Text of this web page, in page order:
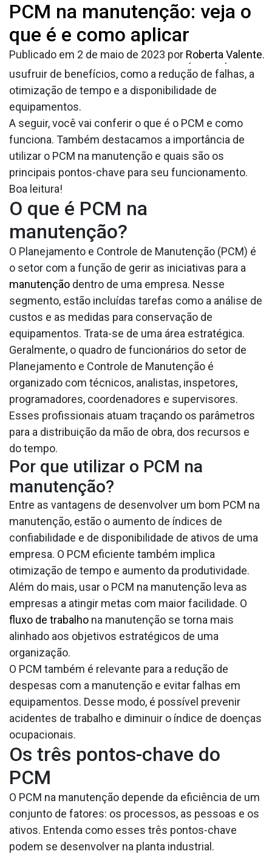
Tag:PCM na
manutenção
PCM na manutenção: veja o
que é e como aplicar
Publicado em 2 de maio de 2023 por Roberta Valente.
O PCM na manutenção é responsável por organizar
as etapas para o cumprimento de tarefas e garantir o
bom andamento de processos. Quando esse setor
funciona com maior eficiência, as empresas podem
usufruir de benefícios, como a redução de falhas, a
otimização de tempo e a disponibilidade de
equipamentos.
A seguir, você vai conferir o que é o PCM e como
funciona. Também destacamos a importância de
utilizar o PCM na manutenção e quais são os
principais pontos-chave para seu funcionamento.
Boa leitura!
O que é PCM na
manutenção?
O Planejamento e Controle de Manutenção (PCM) é
o setor com a função de gerir as iniciativas para a
manutenção dentro de uma empresa. Nesse
segmento, estão incluídas tarefas como a análise de
custos e as medidas para conservação de
equipamentos. Trata-se de uma área estratégica.
Geralmente, o quadro de funcionários do setor de
Planejamento e Controle de Manutenção é
organizado com técnicos, analistas, inspetores,
programadores, coordenadores e supervisores.
Esses profissionais atuam traçando os parâmetros
para a distribuição da mão de obra, dos recursos e
do tempo.
Por que utilizar o PCM na
manutenção?
Entre as vantagens de desenvolver um bom PCM na
manutenção, estão o aumento de índices de
confiabilidade e de disponibilidade de ativos de uma
empresa. O PCM eficiente também implica
otimização de tempo e aumento da produtividade.
Além do mais, usar o PCM na manutenção leva as
empresas a atingir metas com maior facilidade. O
fluxo de trabalho na manutenção se torna mais
alinhado aos objetivos estratégicos de uma
organização.
O PCM também é relevante para a redução de
despesas com a manutenção e evitar falhas em
equipamentos. Desse modo, é possível prevenir
acidentes de trabalho e diminuir o índice de doenças
ocupacionais.
Os três pontos-chave do
PCM
O PCM na manutenção depende da eficiência de um
conjunto de fatores: os processos, as pessoas e os
ativos. Entenda como esses três pontos-chave
podem se desenvolver na planta industrial.